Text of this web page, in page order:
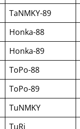
TaNMKY-89
Honka-88
Honka-89
ToPo-88
ToPo-89
TuNMKY
TuRi